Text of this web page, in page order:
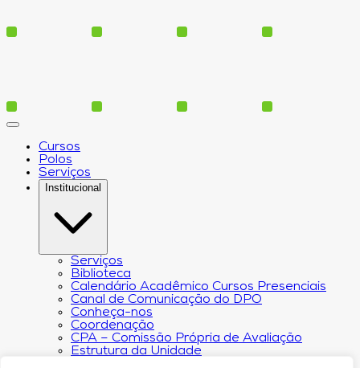
Cursos
Polos
Serviços
Institucional
Serviços
Biblioteca
Calendário Acadêmico Cursos Presenciais
Canal de Comunicação do DPO
Conheça-nos
Coordenação
CPA – Comissão Própria de Avaliação
Estrutura da Unidade